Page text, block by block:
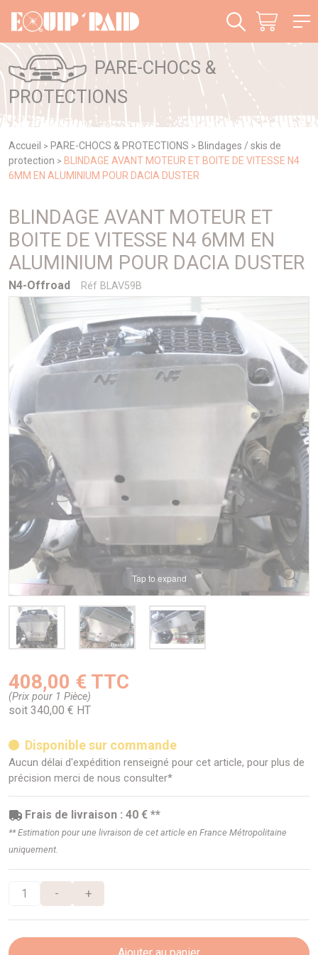
PARE-CHOCS &
PROTECTIONS
Accueil > PARE-CHOCS & PROTECTIONS > Blindages / skis de
protection > BLINDAGE AVANT MOTEUR ET BOITE DE VITESSE N4
6MM EN ALUMINIUM POUR DACIA DUSTER
BLINDAGE AVANT MOTEUR ET
BOITE DE VITESSE N4 6MM EN
ALUMINIUM POUR DACIA DUSTER
N4-Offroad Réf BLAV59B
Tap to expand
408,00 € TTC
(Prix pour 1 Pièce)
soit 340,00 € HT
Disponible sur commande
Aucun délai d'expédition renseigné pour cet article, pour plus de
précision merci de nous consulter*
Frais de livraison : 40 € **
** Estimation pour une livraison de cet article en France Métropolitaine
uniquement.
- +
Panneau de gestion des cookies